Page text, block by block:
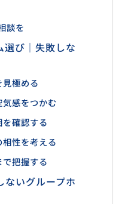
談を
選び｜失敗しな
極める
感をつかむ
確認する
性を考える
把握する
ないグループホ